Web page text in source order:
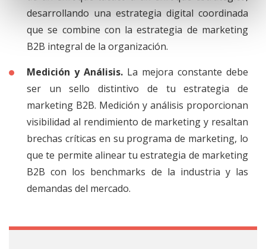
desarrollando una estrategia digital coordinada
que se combine con la estrategia de marketing
B2B integral de la organización.
Medición y Análisis. La mejora constante debe
ser un sello distintivo de tu estrategia de
marketing B2B. Medición y análisis proporcionan
visibilidad al rendimiento de marketing y resaltan
brechas críticas en su programa de marketing, lo
que te permite alinear tu estrategia de marketing
B2B con los benchmarks de la industria y las
demandas del mercado.